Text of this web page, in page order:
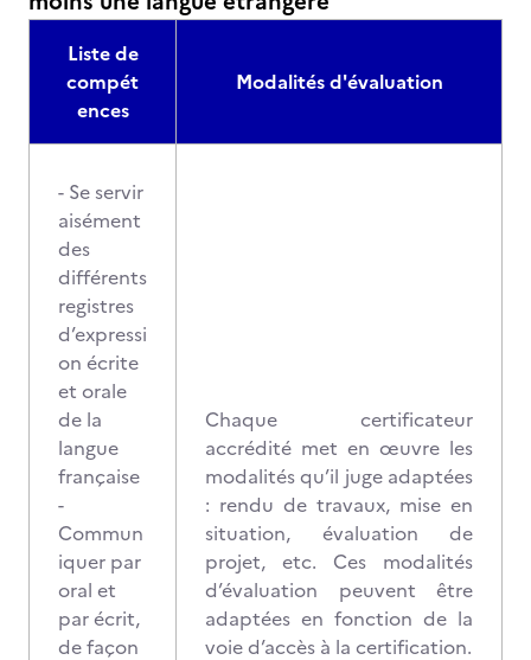
Liste de
compét
ences
Modalités d'évaluation
- Se servir
aisément
des
différents
registres
d’expressi
on écrite
et orale
de la
langue
française
-
Commun
iquer par
oral et
par écrit,
de façon
Chaque certificateur
accrédité met en œuvre les
modalités qu’il juge adaptées
: rendu de travaux, mise en
situation, évaluation de
projet, etc. Ces modalités
d’évaluation peuvent être
adaptées en fonction de la
voie d’accès à la certification.